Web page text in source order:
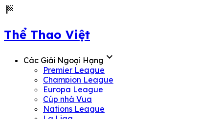
sports_score
Thể Thao Việt
Các Giải Ngoại Hạng expand_more
Premier League
Champion League
Europa League
Cúp nhà Vua
Nations League